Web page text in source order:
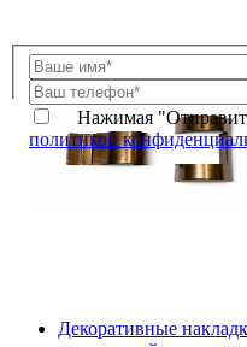
Нажимая
политикой
Декоративные